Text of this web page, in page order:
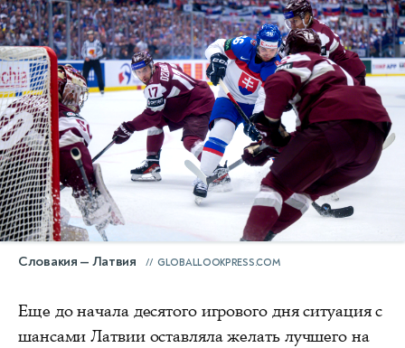
Словакия — Латвия GLOBALLOOKPRESS.COM
Еще до начала десятого игрового дня ситуация с
шансами Латвии оставляла желать лучшего на